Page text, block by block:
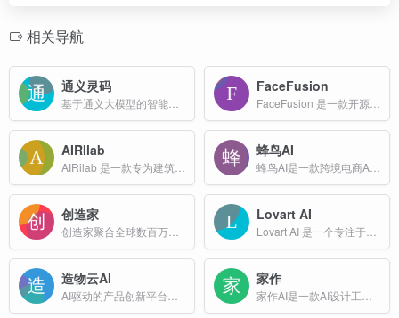
相关导航
通义灵码 FaceFusion
AIRIlab 蜂鸟AI
创造家 Lovart AI
造物云AI 家作